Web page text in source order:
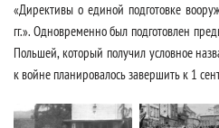
«Директивы о единой подготовке
гг.». Одновременно был подготовлен
Польшей, который получил условное
к войне планировалось завершить к 1